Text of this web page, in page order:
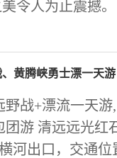
令人为止震撼。
黄腾峡勇士漂一天游
战+漂流一天
游 清远远光红
河出口，交通